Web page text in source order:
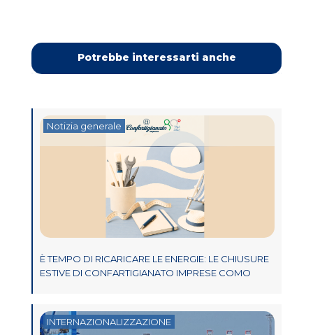
Potrebbe interessarti anche
Notizia generale
È TEMPO DI RICARICARE LE ENERGIE: LE CHIUSURE
ESTIVE DI CONFARTIGIANATO IMPRESE COMO
INTERNAZIONALIZZAZIONE